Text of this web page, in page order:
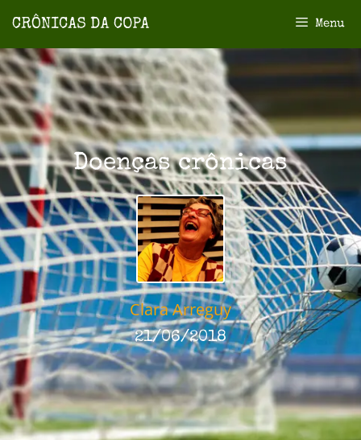
Menu
Doenças crônicas
Clara Arreguy
21/06/2018